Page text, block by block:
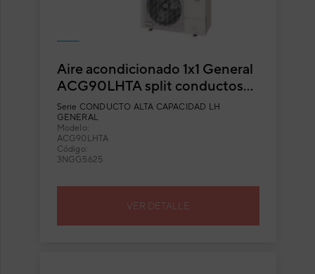
Aire acondicionado 1x1 General
ACG90LHTA split conductos
Inverter alta capacidad
Serie CONDUCTO ALTA CAPACIDAD LH
GENERAL
Modelo:
ACG90LHTA
Código:
3NGG5625
VER DETALLE